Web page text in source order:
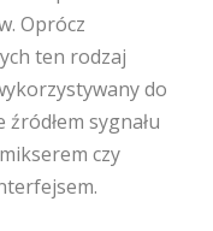
Oprócz
ten rodzaj
do
źródłem sygnału
czy